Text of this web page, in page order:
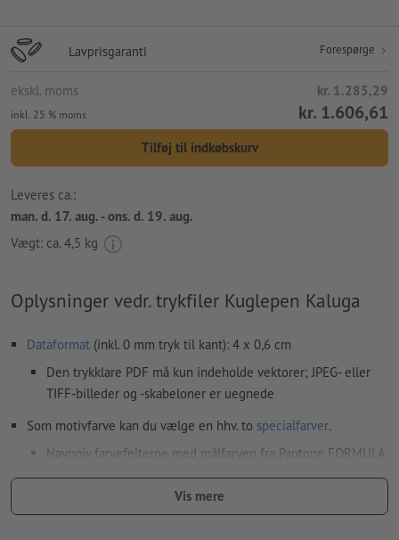
Lavprisgaranti Forespørge
ekskl. moms kr. 1.285,29
inkl. 25 % moms kr. 1.606,61
Tilføj til indkøbskurv
Leveres ca.:
man. d. 17. aug. - ons. d. 19. aug.
Vægt: ca. 4,5 kg
Oplysninger vedr. trykfiler Kuglepen Kaluga
Dataformat (inkl. 0 mm tryk til kant): 4 x 0,6 cm
Den trykklare PDF må kun indeholde vektorer; JPEG- eller
TIFF-billeder og -skabeloner er uegnede
Som motivfarve kan du vælge en hhv. to specialfarver.
Navngiv farvefelterne med målfarven fra Pantone FORMULA
GUIDE Solid Coated (fx "Pantone 286 C").
Metallic- og neonfarver er ikke mulige.
Vis mere